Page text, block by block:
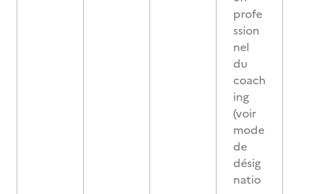
profe
ssion
nel
du
coach
ing
(voir
mode
de
désig
natio